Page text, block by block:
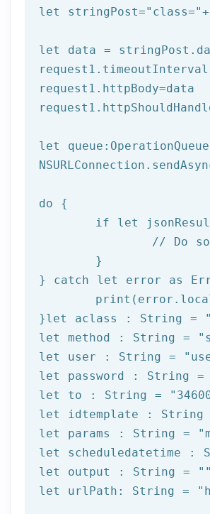
let
stringPost="class="
let
data =
request1.httpBody=data
let
do {
if
let
} catch let
error as
print
}let aclass : String =
let
method : String =
let
user : String =
let
password : String =
let
to : String =
let
idtemplate : String
let
params : String =
let
scheduledatetime :
let
output : String = ""
let
urlPath: String =